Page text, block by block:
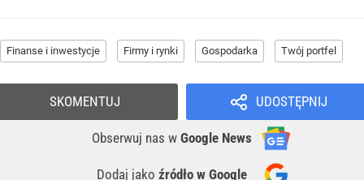
Finanse i inwestycje Firmy i rynki Gospodarka Twój portfel
UDOSTĘPNIJ
Obserwuj nas w Google News
Dodaj jako źródło w Google
SKOMENTUJ